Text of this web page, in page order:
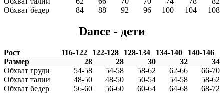
Обхват бедер
84 88 92 96 100 104 108
Dance - дети
Рост 116-122 122-128 128-134 134-140
140-146
Размер
28 28 30 32
34
Обхват груди
54-58 54-58 58-62 62-66
66-70
Обхват талии
48-50 48-50 50-54 54-58
58-62
Обхват бедер
56-60 56-60 60-64 64-68 68-72